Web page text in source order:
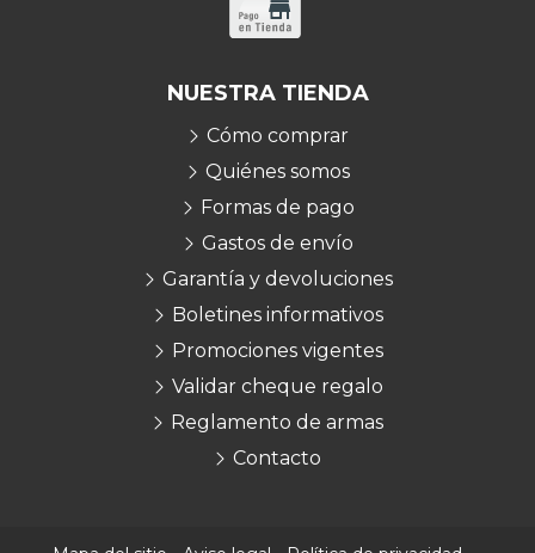
NUESTRA TIENDA
Cómo comprar
Quiénes somos
Formas de pago
Gastos de envío
Garantía y devoluciones
Boletines informativos
Promociones vigentes
Validar cheque regalo
Reglamento de armas
Contacto